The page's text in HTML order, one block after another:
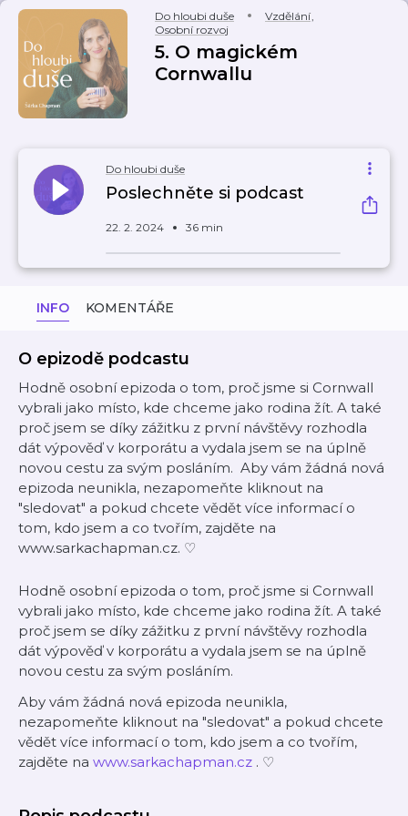
Do hloubi duše Vzdělání,
Osobní rozvoj
5. O magickém
Cornwallu
Do hloubi duše
Poslechněte si podcast
22. 2. 2024 36 min
INFO KOMENTÁŘE
O epizodě podcastu
Hodně osobní epizoda o tom, proč jsme si Cornwall
vybrali jako místo, kde chceme jako rodina žít. A také
proč jsem se díky zážitku z první návštěvy rozhodla
dát výpověď v korporátu a vydala jsem se na úplně
novou cestu za svým posláním. Aby vám žádná nová
epizoda neunikla, nezapomeňte kliknout na
"sledovat" a pokud chcete vědět více informací o
tom, kdo jsem a co tvořím, zajděte na
www.sarkachapman.cz. ♡
Hodně osobní epizoda o tom, proč jsme si Cornwall
vybrali jako místo, kde chceme jako rodina žít. A také
proč jsem se díky zážitku z první návštěvy rozhodla
dát výpověď v korporátu a vydala jsem se na úplně
novou cestu za svým posláním.
Aby vám žádná nová epizoda neunikla,
nezapomeňte kliknout na "sledovat" a pokud chcete
vědět více informací o tom, kdo jsem a co tvořím,
zajděte na www.sarkachapman.cz . ♡